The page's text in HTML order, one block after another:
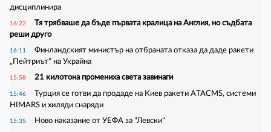
дисциплинира
16:22
Тя трябваше да бъде първата кралица на Англия, но съдбата
реши друго
16:11
Финландският министър на отбраната отказа да даде ракети
„Пейтриът“ на Украйна
15:58 21 килотона промениха света завинаги
15:46
Турция се готви да продаде на Киев ракети ATACMS, системи
HIMARS и хиляди снаряди
15:35 Ново наказание от УЕФА за "Левски"